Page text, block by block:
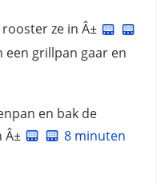
ze in Â±
een grillpan gaar en
en bak de
Â±
8 minuten